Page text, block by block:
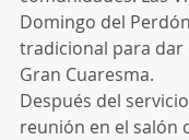
Domingo del
tradicional para dar
Gran Cuaresma.
Después del
reunión en el salón